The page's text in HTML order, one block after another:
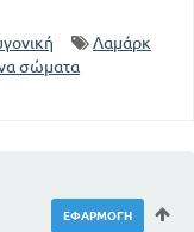
Λαμάρκ
σώματα